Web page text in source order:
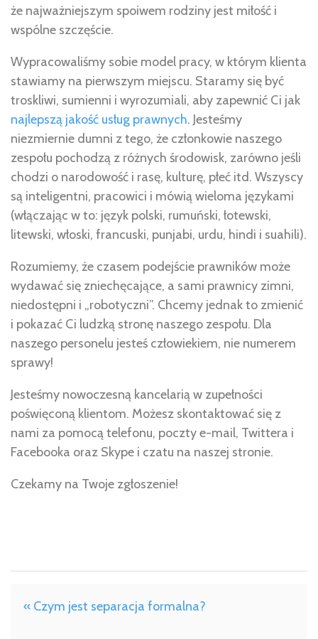
że najważniejszym spoiwem rodziny jest miłość i
wspólne szczęście.
Wypracowaliśmy sobie model pracy, w którym klienta
stawiamy na pierwszym miejscu. Staramy się być
troskliwi, sumienni i wyrozumiali, aby zapewnić Ci jak
najlepszą jakość usług prawnych. Jesteśmy
niezmiernie dumni z tego, że członkowie naszego
zespołu pochodzą z różnych środowisk, zarówno jeśli
chodzi o narodowość i rasę, kulturę, płeć itd. Wszyscy
są inteligentni, pracowici i mówią wieloma językami
(włączając w to: język polski, rumuński, łotewski,
litewski, włoski, francuski, punjabi, urdu, hindi i suahili).
Rozumiemy, że czasem podejście prawników może
wydawać się zniechęcające, a sami prawnicy zimni,
niedostępni i „robotyczni”. Chcemy jednak to zmienić
i pokazać Ci ludzką stronę naszego zespołu. Dla
naszego personelu jesteś człowiekiem, nie numerem
sprawy!
Jesteśmy nowoczesną kancelarią w zupełności
poświęconą klientom. Możesz skontaktować się z
nami za pomocą telefonu, poczty e-mail, Twittera i
Facebooka oraz Skype i czatu na naszej stronie.
Czekamy na Twoje zgłoszenie!
« Czym jest separacja formalna?